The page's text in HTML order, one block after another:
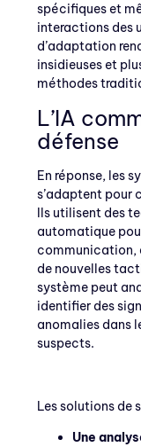
spécifiques et
interactions des
d’adaptation
insidieuses et
méthodes
L’IA
défense
En réponse, les
s’adaptent pour
Ils utilisent des
automatique
communication,
de nouvelles
système peut
identifier des
anomalies dans
suspects.
Les solutions de
Une